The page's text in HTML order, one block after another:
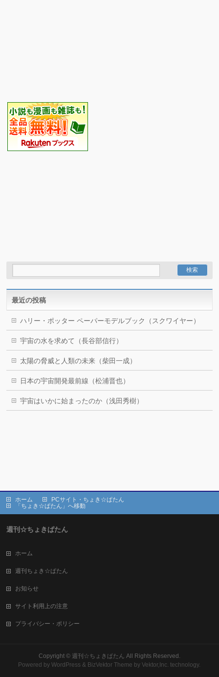
最近の投稿
ハリー・ポッター ペーパーモデルブック（スクワイヤー）
宇宙の水を求めて（長谷部信行）
太陽の脅威と人類の未来（柴田一成）
日本の宇宙開発最前線（松浦晋也）
宇宙はいかに始まったのか（浅田秀樹）
ホーム
PCサイト・ちょき☆ぱたん
「ちょき☆ぱたん」へ移動
週刊☆ちょきぱたん
ホーム
週刊ちょき☆ぱたん
お知らせ
サイト利用上の注意
プライバシー・ポリシー
Copyright © 週刊☆ちょきぱたん All Rights Reserved.
Powered byWordPress & BizVektor Theme by Vektor,Inc. technology.